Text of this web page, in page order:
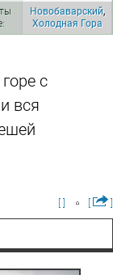
Новобаварский,
Холодная Гора
с
вся